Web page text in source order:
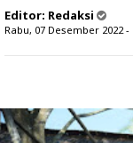
Editor: Redaksi
Rabu, 07 Desember 2022 -